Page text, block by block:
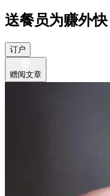
送餐员为赚外
订户
赠阅文章